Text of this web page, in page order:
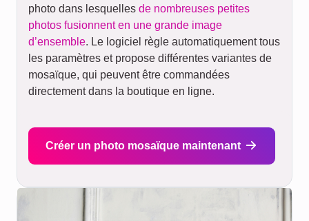
photo dans lesquelles de nombreuses petites
photos fusionnent en une grande image
d’ensemble. Le logiciel règle automatiquement tous
les paramètres et propose différentes variantes de
mosaïque, qui peuvent être commandées
directement dans la boutique en ligne.
Créer un photo mosaïque maintenant